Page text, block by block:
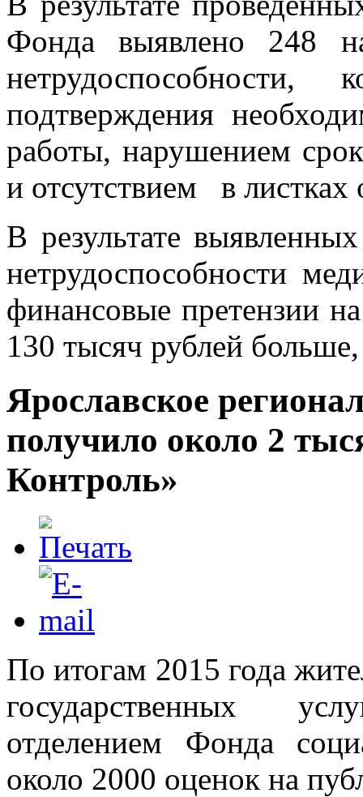
Фонда выявлено 248
подтверждения
работы, нарушением
и отсутствием в
В результате
нетрудоспособности
финансовые претензии
130 тысяч рублей
Ярославское
получило около 2
Контроль»
По итогам 2015 года
государственных
отделением Фонда
около 2000 оценок на